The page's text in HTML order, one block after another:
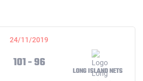
24/11/2019
101 - 96
LONG ISLAND NETS